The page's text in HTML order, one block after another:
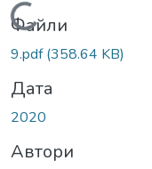
Вантажиться...
Файли
9.pdf(358.64 KB)
Дата
2020
Автори